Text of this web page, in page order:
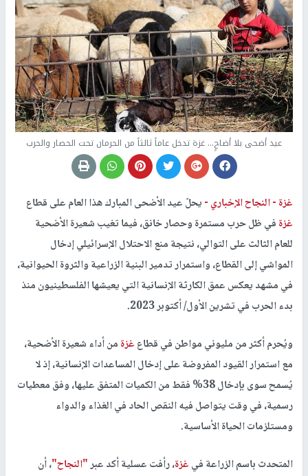
عيد أضحى بلا أضاحٍ… غزة تدخل عاماً ثالثاً من الحرمان تحت الحصار والحرب
غزة -النجاح الإخباري -يحلّ عيد الأضحى المبارك هذا العام على قطاع
غزةفي ظل حرب مستمرة وحصار خانق، فيما تغيب شعيرة الأضحية
للعام الثالث على التوالي، نتيجة منع الاحتلال الإسرائيلي إدخال
المواشي إلى القطاع، واستمرار تدمير البنية الزراعية والثروة الحيوانية،
في مشهد يعكس عمق الكارثة الإنسانية التي يعيشها الفلسطينيون منذ
بدء الحرب في تشرين الأول/ أكتوبر 2023.
ويُحرم أكثر من مليوني مواطن في قطاعغزةمن أداء شعيرة الأضحية،
مع استمرار القيود المفروضة على إدخال المساعدات الإنسانية، إذ لا
يُسمح سوى بإدخال 38% فقط من الكميات المتفق عليها، وفق معطيات
رسمية، في وقت يتواصل فيه النقص الحاد في الغذاء والدواء
ومستلزمات الحياة الأساسية.
المتحدث باسم الزراعة فيغزة، رأفت عسلية أكد عبر"النجاح"، أن